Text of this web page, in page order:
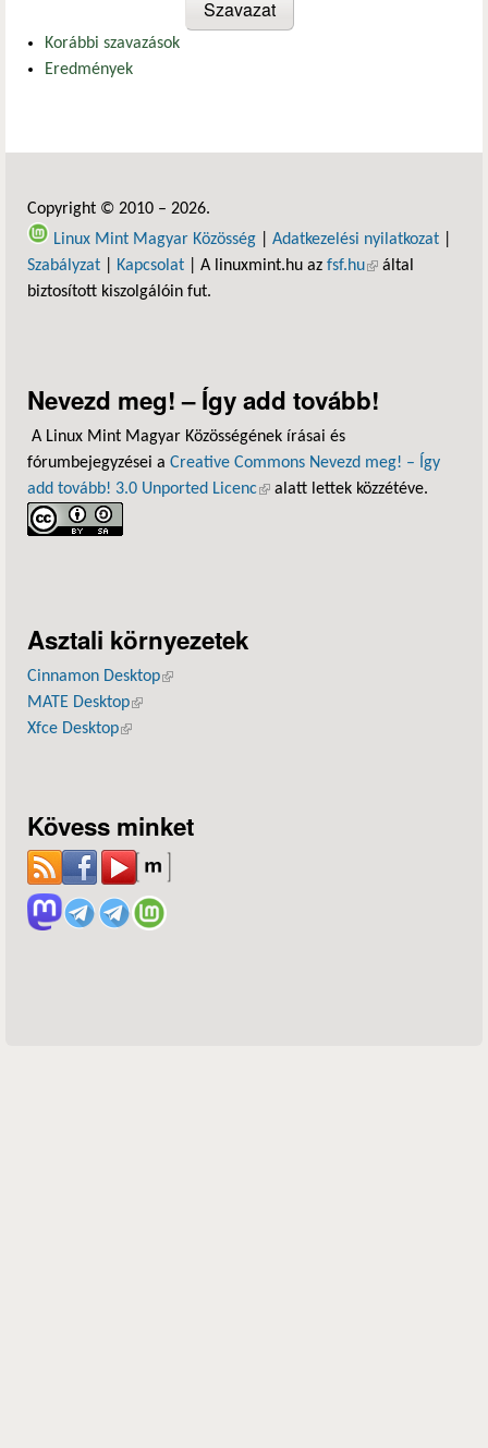
Korábbi szavazások
Eredmények
Copyright © 2010 – 2026.
Linux Mint Magyar Közösség
Adatkezelési nyilatkozat
Szabályzat
Kapcsolat | A linuxmint.hu az fsf.hu(külső hivatkozás)
által
biztosított kiszolgálóin fut.
Nevezd meg! – Így add tovább!
A Linux Mint Magyar Közösségének írásai és
fórumbejegyzései a Creative Commons Nevezd meg! – Így
add tovább! 3.0 Unported Licenc(külső hivatkozás)
alatt lettek közzétéve.
Asztali környezetek
Cinnamon Desktop(külső hivatkozás)
MATE Desktop(külső hivatkozás)
Xfce Desktop(külső hivatkozás)
Kövess minket